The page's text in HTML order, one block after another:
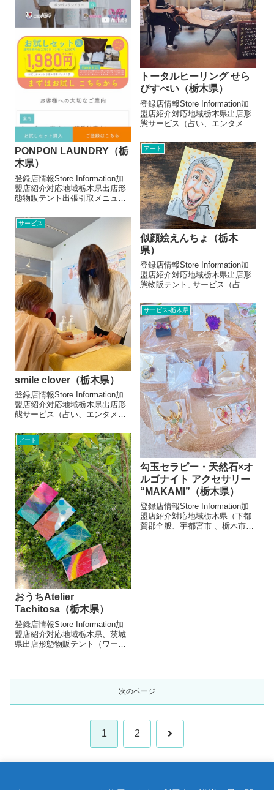
トータルヒーリング せら
ぴすべい（栃木県）
登録店情報Store Information加
盟店紹介対応地域栃木県出店形
態サービス（占い、エンタメ系
ヘッドマッサージ20分 2,000円
マヤ暦占い 20分 2,000円リフ
レクソロジー 20分 2,000演
技...
PONPON LAUNDRY（栃
木県）
登録店情報Store Information加
盟店紹介対応地域栃木県出店形
態物販テント出張引取メニュー/
円〜洗濯雑貨550円～お店より
もうお洗濯に悩まされない！創
業114年のクリーニング屋さん
が作った本物の洗濯...
アート
似顔絵えんちょ（栃木
県）
登録店情報Store Information加
盟店紹介対応地域栃木県出店形
態物販テント, サービス（占
販売・取扱品目似顔絵2500円～
お店より似顔絵で多くの人を笑
顔に！笑顔をお届けします₍₍ ◝(
´ω´ )◟...
サービス
smile clover（栃木県）
登録店情報Store Information加
盟店紹介対応地域栃木県出店形
態サービス（占い、エンタメ系
《ハンドリフレ》ショート(15
分)1,000円、ロング(30分)2,000
円お店より《頑張るあなたへ心
からの...
サービス-栃木県
勾玉セラピー・天然石×オ
ルゴナイト アクセサリー
“MAKAMI”（栃木県）
登録店情報Store Information加
盟店紹介対応地域栃木県（下都
賀郡全般、宇都宮市 、栃木市、
アート
おうちAtelier
Tachitosa（栃木県）
登録店情報Store Information加
盟店紹介対応地域栃木県、茨城
県出店形態物販テント（ワーク
次のページ
1 2